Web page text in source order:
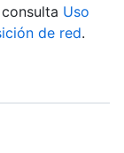
Uso
de red.